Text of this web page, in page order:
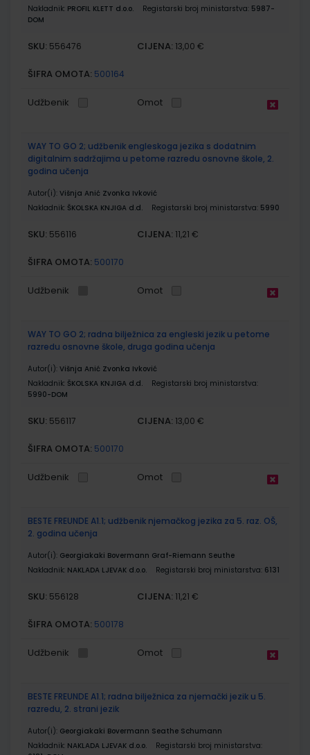
Nakladnik: PROFIL KLETT d.o.o. Registarski broj ministarstva: 5987-
DOM
SKU: 556476 CIJENA: 13,00 €
ŠIFRA OMOTA: 500164
Udžbenik Omot
WAY TO GO 2; udžbenik engleskoga jezika s dodatnim
digitalnim sadržajima u petome razredu osnovne škole, 2.
godina učenja
Autor(i): Višnja Anić Zvonka Ivković
Nakladnik: ŠKOLSKA KNJIGA d.d. Registarski broj ministarstva: 5990
SKU: 556116 CIJENA: 11,21 €
ŠIFRA OMOTA: 500170
Udžbenik Omot
WAY TO GO 2; radna bilježnica za engleski jezik u petome
razredu osnovne škole, druga godina učenja
Autor(i): Višnja Anić Zvonka Ivković
Nakladnik: ŠKOLSKA KNJIGA d.d.
Registarski broj ministarstva:
5990-DOM
SKU: 556117 CIJENA: 13,00 €
ŠIFRA OMOTA: 500170
Udžbenik Omot
BESTE FREUNDE A1.1; udžbenik njemačkog jezika za 5. raz. OŠ,
2. godina učenja
Autor(i): Georgiakaki Bovermann Graf-Riemann Seuthe
Nakladnik: NAKLADA LJEVAK d.o.o. Registarski broj ministarstva: 6131
SKU: 556128 CIJENA: 11,21 €
ŠIFRA OMOTA: 500178
Udžbenik Omot
BESTE FREUNDE A1.1; radna bilježnica za njemački jezik u 5.
razredu, 2. strani jezik
Autor(i): Georgiakaki Bovermann Seathe Schumann
Nakladnik: NAKLADA LJEVAK d.o.o.
Registarski broj ministarstva: